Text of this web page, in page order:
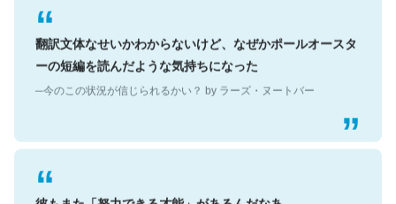
翻訳文体なせいかわからないけど、なぜかポールオースタ
ーの短編を読んだような気持ちになった
彼もまた「努力できる才能」があるんだなあ